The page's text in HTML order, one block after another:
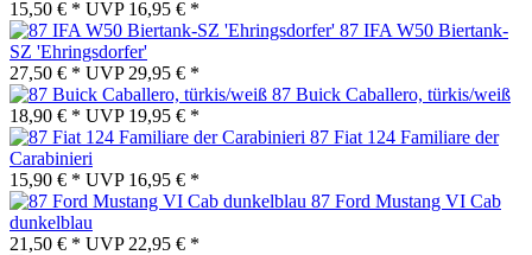
15,50 € * UVP 16,95 € *
87 IFA W50 Biertank-
SZ 'Ehringsdorfer'
27,50 € * UVP 29,95 € *
87 Buick Caballero, türkis/weiß
18,90 € * UVP 19,95 € *
87 Fiat 124 Familiare der
Carabinieri
15,90 € * UVP 16,95 € *
87 Ford Mustang VI Cab
dunkelblau
21,50 € * UVP 22,95 € *